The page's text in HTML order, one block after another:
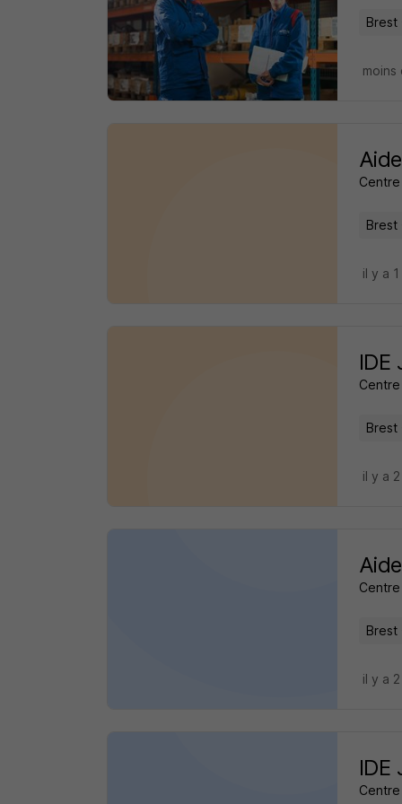
Brest
moins
Brest
il y a
IDE
Brest
il y a
Brest
il y a
IDE